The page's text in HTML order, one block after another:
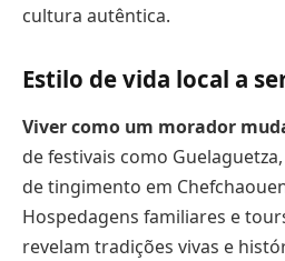
cultura autêntica.
Estilo de vida local a
Viver como um morador
de festivais como
de tingimento em
Hospedagens familiares e
revelam tradições vivas e